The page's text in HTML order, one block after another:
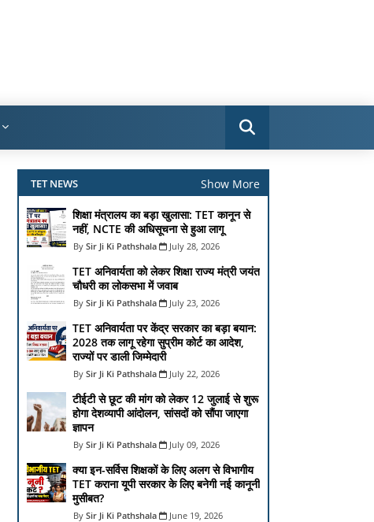
TET NEWS Show More
शिक्षा मंत्रालय का बड़ा खुलासा: TET कानून से
नहीं, NCTE की अधिसूचना से हुआ लागू
Sir Ji Ki Pathshala July 28, 2026
TET अनिवार्यता को लेकर शिक्षा राज्य मंत्री जयंत
चौधरी का लोकसभा में जवाब
Sir Ji Ki Pathshala July 23, 2026
TET अनिवार्यता पर केंद्र सरकार का बड़ा बयान:
2028 तक लागू रहेगा सुप्रीम कोर्ट का आदेश,
राज्यों पर डाली जिम्मेदारी
Sir Ji Ki Pathshala July 22, 2026
टीईटी से छूट की मांग को लेकर 12 जुलाई से शुरू
होगा देशव्यापी आंदोलन, सांसदों को सौंपा जाएगा
ज्ञापन
Sir Ji Ki Pathshala July 09, 2026
क्या इन-सर्विस शिक्षकों के लिए अलग से विभागीय
TET कराना यूपी सरकार के लिए बनेगी नई कानूनी
मुसीबत?
Sir Ji Ki Pathshala June 19, 2026